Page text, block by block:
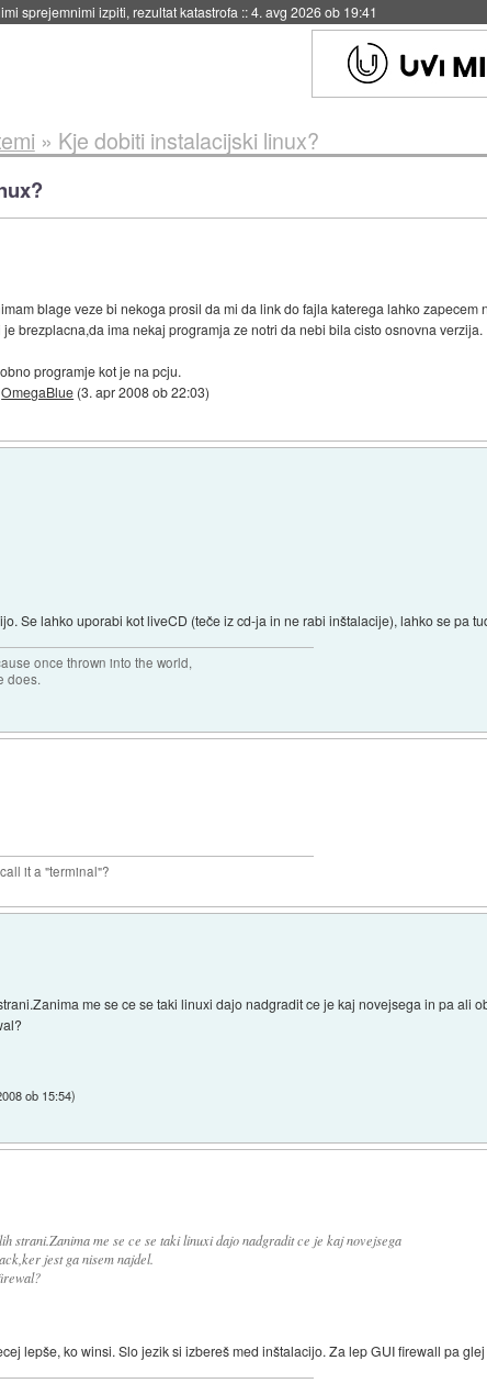
raketo za večkratno uporabo::4. avg 2026 ob 19:41
» Kje dobiti instalacijski linux?
blage veze bi nekoga prosil da mi da link do fajla katerega lahko
brezplacna,da ima nekaj programja ze notri da nebi bila cisto osnovna verzija.
programje kot je na pcju.
OmegaBlue (3. apr 2008 ob 22:03)
Se lahko uporabi kot liveCD (teče iz cd-ja in ne rabi inštalacije), lahko se pa
once thrown into the world,
does.
it a "terminal"?
me se ce se taki linuxi dajo nadgradit ce je kaj novejsega in pa ali
ob 15:54)
strani.Zanima me se ce se taki linuxi dajo nadgradit ce je kaj novejsega
jest ga nisem najdel.
lepše, ko winsi. Slo jezik si izbereš med inštalacijo. Za lep GUI firewall pa glej